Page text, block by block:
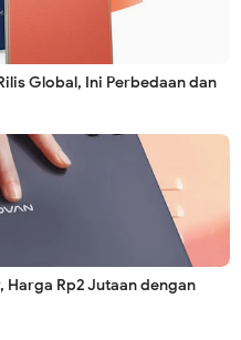
Global, Ini Perbedaan dan
Harga Rp2 Jutaan dengan